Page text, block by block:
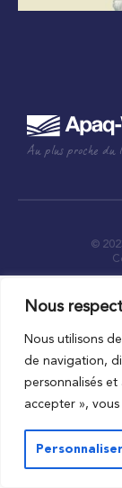
Nous
Nous utilisons
de navigation,
personnalisés
accepter »,
Personnaliser
Au plus proche du
©